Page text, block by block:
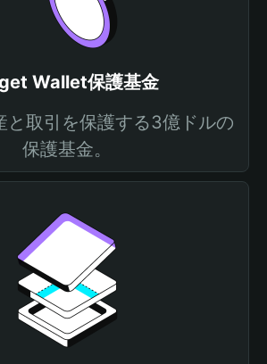
Wallet保護基金
と取引を保護する3億ドルの
保護基金。